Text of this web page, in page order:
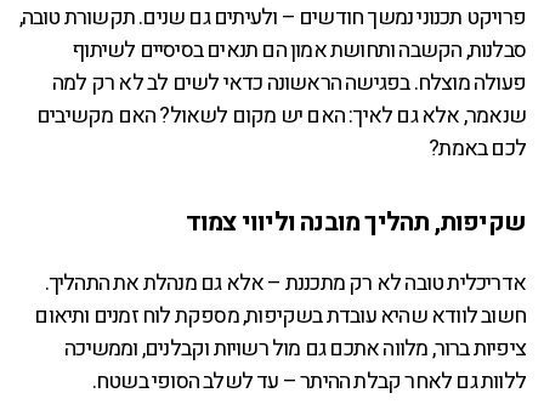
פרויקט תכנוני נמשך חודשים – ולעיתים גם שנים. תקשורת טובה,
סבלנות, הקשבה ותחושת אמון הם תנאים בסיסיים לשיתוף
פעולה מוצלח. בפגישה הראשונה כדאי לשים לב לא רק למה
שנאמר, אלא גם לאיך: האם יש מקום לשאול? האם מקשיבים
לכם באמת?
שקיפות, תהליך מובנה וליווי צמוד
אדריכלית טובה לא רק מתכננת – אלא גם מנהלת את התהליך.
חשוב לוודא שהיא עובדת בשקיפות, מספקת לוח זמנים ותיאום
ציפיות ברור, מלווה אתכם גם מול רשויות וקבלנים, וממשיכה
ללוות גם לאחר קבלת ההיתר – עד לשלב הסופי בשטח.